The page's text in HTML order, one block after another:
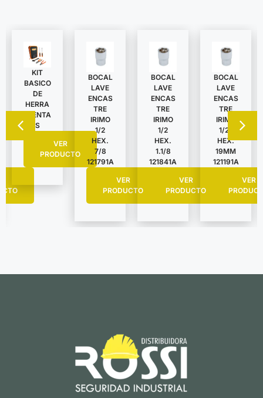
KIT
BASICO
DE
HERRA
MIENTA
S
VER
PRODUCTO
BOCAL
LAVE
ENCAS
TRE
IRIMO
1/2
HEX.
7/8
121791A
VER
PRODUCTO
BOCAL
LAVE
ENCAS
TRE
IRIMO
1/2
HEX.
1.1/8
121841A
VER
PRODUCTO
BOCAL
LAVE
ENCAS
TRE
IRIMO
1/2″
HEX.
19MM
121191A
VER